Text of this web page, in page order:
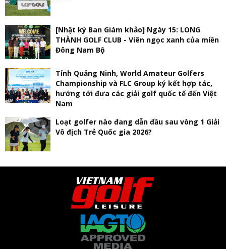
[Nhật ký Ban Giám khảo] Ngày 15: LONG
THÀNH GOLF CLUB - Viên ngọc xanh của miền
Đông Nam Bộ
Tỉnh Quảng Ninh, World Amateur Golfers
Championship và FLC Group ký kết hợp tác,
hướng tới đưa các giải golf quốc tế đến Việt
Nam
Loạt golfer nào đang dẫn đầu sau vòng 1 Giải
Vô địch Trẻ Quốc gia 2026?